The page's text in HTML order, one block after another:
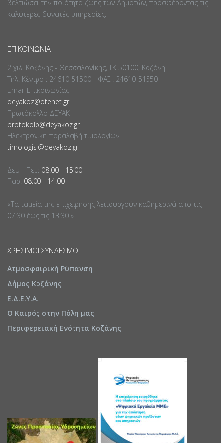
βελτιώσει την ποιότητα ζωής των Δημοτών, προσφέροντας τις
καλύτερες δυνατές υπηρεσίες.
ΕΠΙΚΟΙΝΩΝΊΑ
2 χιλ. Κοζάνης - Θεσσαλονίκης, ΤΚ 50100, Κοζάνη
Τηλ. Κέντρο : 24610-51500 - ΦΑΞ : 24610-51550
Email Επικοινωνίας
deyakoz@otenet.gr
Πρωτόκολλο ΔΕΥΑΚ
protokolo@deyakoz.gr
Ηλεκτρονική παραλαβή τιμολογίων
timologisi@deyakoz.gr
Δευ - Πεμ: 08:00 - 15:00
Παρ: 08:00 - 14:00
«Τα ταμεία της επιχείρησης λειτουργούν καθημερινά απο τις
07:30 έως τις 13:30 »
ΧΡΉΣΙΜΟΙ ΣΎΝΔΕΣΜΟΙ
Ατμοσφαιρική Ρύπανση
Δήμος Κοζάνης
Ε.Δ.Ε.Υ.Α.
Ο Καιρός στην Πόλη μας
Περιφερειακή Ενότητα Κοζάνης